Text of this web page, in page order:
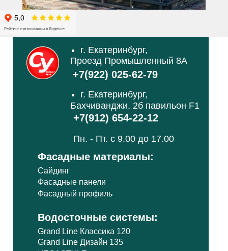
Сайдинг
Фасадные панели
Фасадный профиль
Grand Line Классика 120
Grand Line Дизайн 135
Фасадные материалы:
Водосточные системы:
+7(922) 025-62-79
+7(912) 654-22-12
г. Екатеринбург,
Проезд Промышленный 8А
Пн. - Пт. с 9.00 до 17.00
г. Екатеринбург,
Бахчиванджи, 2б павильон F1